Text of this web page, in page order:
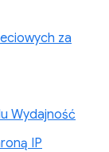
za
Wydajność
IP